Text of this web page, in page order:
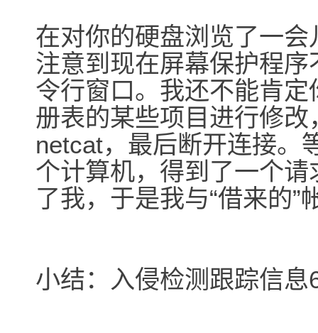
在对你的硬盘浏览了一
注意到现在屏幕保护程
令行窗口。我还不能肯
册表的某些项目进行修
netcat，最后断开连接。
个计算机，得到了一个
了我，于是我与“借来的”
小结：入侵检测跟踪信息